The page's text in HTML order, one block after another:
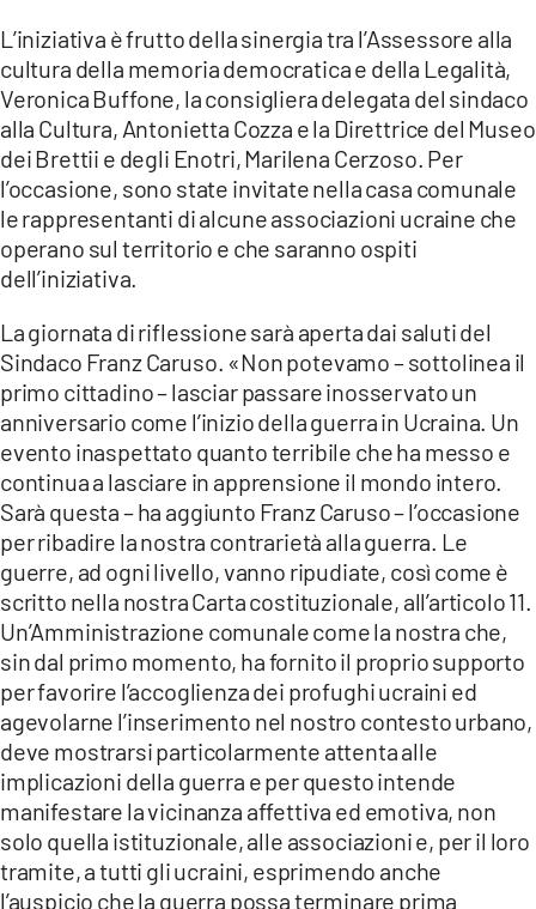
App
ANDROID
APPLE
L’iniziativa è frutto della sinergia tra l’Assessore alla
cultura della memoria democratica e della Legalità,
Veronica Buffone, la consigliera delegata del sindaco
alla Cultura, Antonietta Cozza e la Direttrice del Museo
dei Brettii e degli Enotri, Marilena Cerzoso. Per
l’occasione, sono state invitate nella casa comunale
le rappresentanti di alcune associazioni ucraine che
operano sul territorio e che saranno ospiti
dell’iniziativa.
La giornata di riflessione sarà aperta dai saluti del
Sindaco Franz Caruso. «Non potevamo – sottolinea il
primo cittadino – lasciar passare inosservato un
anniversario come l’inizio della guerra in Ucraina. Un
evento inaspettato quanto terribile che ha messo e
continua a lasciare in apprensione il mondo intero.
Sarà questa – ha aggiunto Franz Caruso – l’occasione
per ribadire la nostra contrarietà alla guerra. Le
guerre, ad ogni livello, vanno ripudiate, così come è
scritto nella nostra Carta costituzionale, all’articolo 11.
Un’Amministrazione comunale come la nostra che,
sin dal primo momento, ha fornito il proprio supporto
per favorire l’accoglienza dei profughi ucraini ed
agevolarne l’inserimento nel nostro contesto urbano,
deve mostrarsi particolarmente attenta alle
implicazioni della guerra e per questo intende
manifestare la vicinanza affettiva ed emotiva, non
solo quella istituzionale, alle associazioni e, per il loro
tramite, a tutti gli ucraini, esprimendo anche
l’auspicio che la guerra possa terminare prima